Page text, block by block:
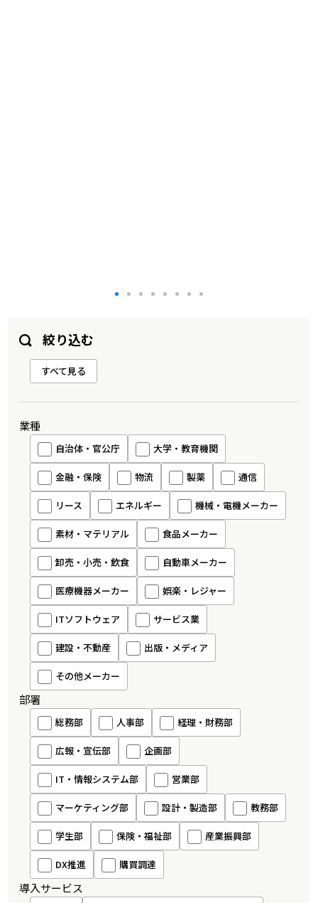
絞り込む
すべて見る
業種
自治体・官公庁 大学・教育機関
金融・保険 物流 製薬 通信
リース エネルギー 機械・電機メーカー
素材・マテリアル 食品メーカー
卸売・小売・飲食 自動車メーカー
医療機器メーカー 娯楽・レジャー
ITソフトウェア サービス業
建設・不動産 出版・メディア
その他メーカー
部署
総務部 人事部 経理・財務部
広報・宣伝部 企画部
IT・情報システム部 営業部
マーケティング部 設計・製造部 教務部
学生部 保険・福祉部 産業振興部
DX推進 購買調達
導入サービス